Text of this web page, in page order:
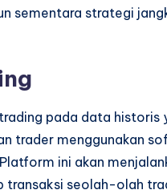
sementara strategi
pada data historis
trader menggunakan
ini akan
seolah-olah